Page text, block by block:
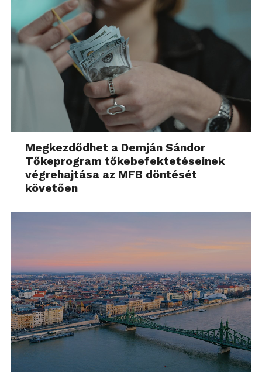
Megkezdődhet a Demján Sándor
Tőkeprogram tőkebefektetéseinek
végrehajtása az MFB döntését
követően